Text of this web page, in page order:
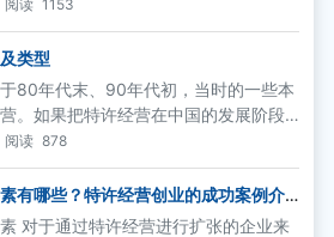
牌巨人所实践，并为全球中小企业的
径。
阅读 1153
类型
80年代末、90年代初，当时的一些本
。如果把特许经营在中国的发展阶段
产业化规模整体建设期和社会化国家
正是步入产业化规模整体建设期的中
阅读 878
有哪些？特许经营创业的成功案例介
业来